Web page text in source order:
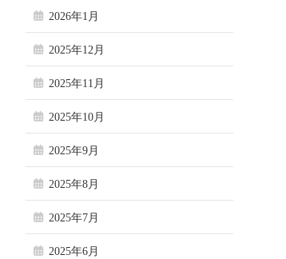
2026年1月
2025年12月
2025年11月
2025年10月
2025年9月
2025年8月
2025年7月
2025年6月